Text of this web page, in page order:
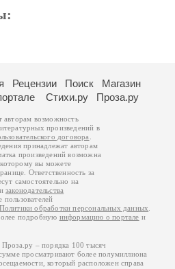
Рецензии Поиск
Магазин
Стихи.ру Проза.ру
авторам возможность
произведений в
договора
принадлежат авторам
произведений возможна
которому вы можете
Ответственность за
самостоятельно на
изаконодательства
пользователей
Политики обработки персональных данных
подробную информацию о портале и
– порядка 100 тысяч
просматривают более полумиллиона
который расположен справа